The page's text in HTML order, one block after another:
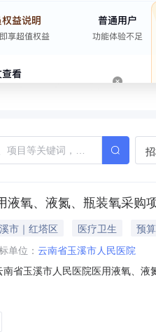
液氧、液氮、瓶装氧采购
市｜红塔区 医疗卫生
预
单位： 云南省玉溪市人民医院
省玉溪市人民医院医用液氧、
07-04至2019-07-05机构项目编